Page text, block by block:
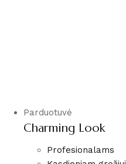
Parduotuvė
Charming Look
Profesionalams